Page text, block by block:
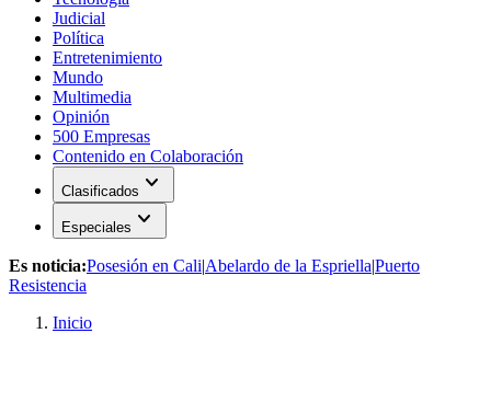
Judicial
Política
Entretenimiento
Mundo
Multimedia
Opinión
500 Empresas
Contenido en Colaboración
Clasificados expand_more
Especiales expand_more
Es noticia:Posesión en Cali|Abelardo de la Espriella|Puerto
Resistencia
Inicio